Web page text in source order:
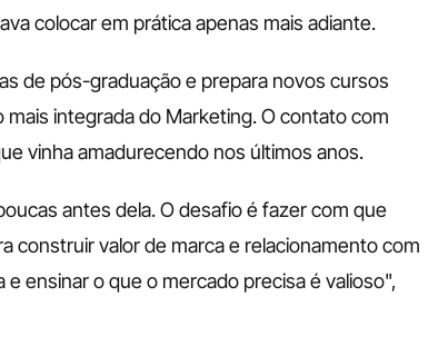
colocar em prática apenas mais adiante.
de pós-graduação e prepara novos cursos
integrada do Marketing. O contato com
vinha amadurecendo nos últimos anos.
antes dela. O desafio é fazer com que
construir valor de marca e relacionamento com
ensinar o que o mercado precisa é valioso",